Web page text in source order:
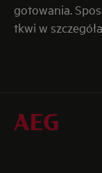
gotowania.
tkwi w